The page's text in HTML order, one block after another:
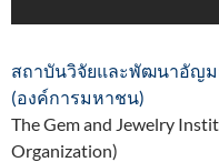
สถาบันวิจัยและพัฒนาอัญ
(องค์การมหาชน)
The Gem and Jewelry
Organization)